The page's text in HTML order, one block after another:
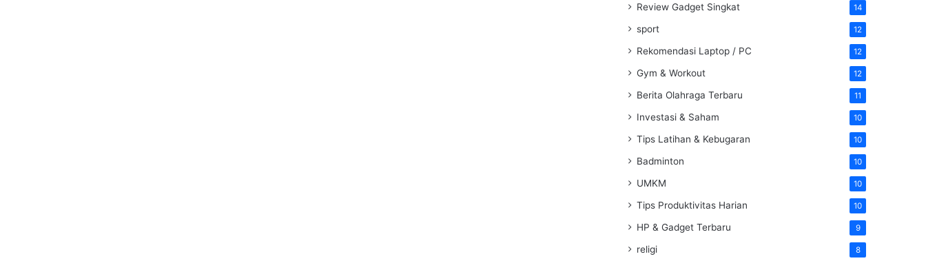
Review Gadget Singkat 14
sport 12
Rekomendasi Laptop / PC 12
Gym & Workout 12
Berita Olahraga Terbaru 11
Investasi & Saham 10
Tips Latihan & Kebugaran 10
Badminton 10
UMKM 10
Tips Produktivitas Harian 10
HP & Gadget Terbaru 9
religi 8